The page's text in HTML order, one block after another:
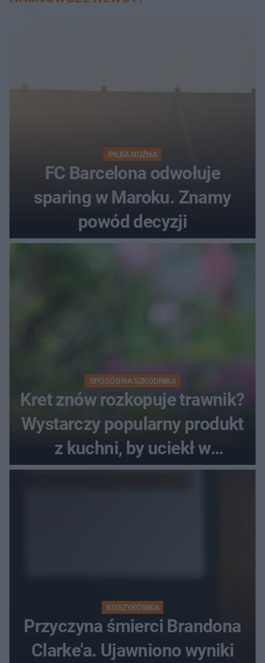
PIŁKA NOŻNA
FC Barcelona odwołuje
sparing w Maroku. Znamy
powód decyzji
SPOSÓB NA SZKODNIKA
Kret znów rozkopuje trawnik?
Wystarczy popularny produkt
z kuchni, by uciekł w
popłochu
KOSZYKÓWKA
Przyczyna śmierci Brandona
Clarke'a. Ujawniono wyniki